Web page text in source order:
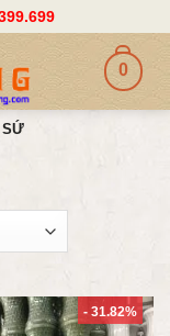
0
SỨ
- 31.82%